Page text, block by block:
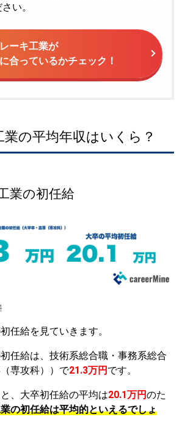
い。
ーキ工業が
合っているかチェック！
の平均年収はいくら？
業の初任給
任給を見ていきます。
任給は、技術系総合職・事務系総合
専攻科））で21.3万円 です。
、大卒初任給の平均は20.1万円のた
の初任給は平均的といえるでしょ